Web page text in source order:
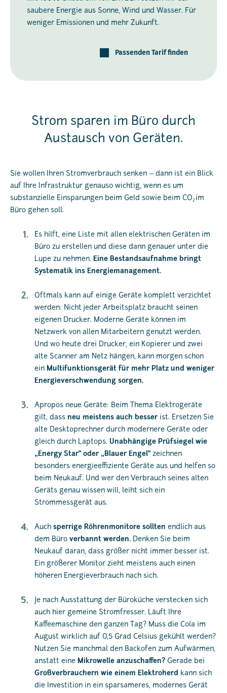
saubere Energie aus Sonne, Wind und Wasser. Für
weniger Emissionen und mehr Zukunft.
Passenden Tarif finden
Strom sparen im Büro durch
Austausch von Geräten.
Sie wollen Ihren Stromverbrauch senken – dann ist ein Blick
auf Ihre Infrastruktur genauso wichtig, wenn es um
substanzielle Einsparungen beim Geld sowie beim CO2 im
Büro gehen soll.
Es hilft, eine Liste mit allen elektrischen Geräten im
Büro zu erstellen und diese dann genauer unter die
Lupe zu nehmen. Eine Bestandsaufnahme bringt
Systematik ins Energiemanagement.
Oftmals kann auf einige Geräte komplett verzichtet
werden: Nicht jeder Arbeitsplatz braucht seinen
eigenen Drucker. Moderne Geräte können im
Netzwerk von allen Mitarbeitern genutzt werden.
Und wo heute drei Drucker, ein Kopierer und zwei
alte Scanner am Netz hängen, kann morgen schon
ein Multifunktionsgerät für mehr Platz und weniger
Energieverschwendung sorgen.
Apropos neue Geräte: Beim Thema Elektrogeräte
gilt, dass neu meistens auch besser ist. Ersetzen Sie
alte Desktoprechner durch modernere Geräte oder
gleich durch Laptops. Unabhängige Prüfsiegel wie
„Energy Star“ oder „Blauer Engel“ zeichnen
besonders energieeffiziente Geräte aus und helfen so
beim Neukauf. Und wer den Verbrauch seines alten
Geräts genau wissen will, leiht sich ein
Strommessgerät aus.
Auch sperrige Röhrenmonitore sollten endlich aus
dem Büro verbannt werden. Denken Sie beim
Neukauf daran, dass größer nicht immer besser ist.
Ein größerer Monitor zieht meistens auch einen
höheren Energieverbrauch nach sich.
Je nach Ausstattung der Büroküche verstecken sich
auch hier gemeine Stromfresser. Läuft Ihre
Kaffeemaschine den ganzen Tag? Muss die Cola im
August wirklich auf 0,5 Grad Celsius gekühlt werden?
Nutzen Sie manchmal den Backofen zum Aufwärmen,
anstatt eine Mikrowelle anzuschaffen? Gerade bei
Großverbrauchern wie einem Elektroherd kann sich
die Investition in ein sparsameres, modernes Gerät